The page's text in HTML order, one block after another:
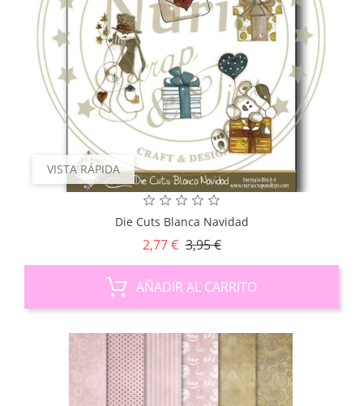
VISTA RÁPIDA
Die Cuts Blanca Navidad
2,77 € Precio
3,95 €Precio
AÑADIR AL CARRITO